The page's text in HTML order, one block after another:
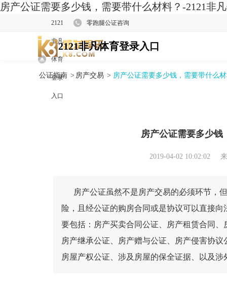
房产公证需要多少钱，需要带什么材料？-2121非
2121
非凡
体育
登录
入口
零跑腿公证咨询
2121非凡体育登录入口
公证指南 > 房产交易 > 房产公证需要多少钱，需要带什么
房产公证需要多少钱
2019-04-02 10:02:02
房产公证虽然不是房产交易的必须环节，
险，且经公证的购房合同或是协议可以直接
要包括：房产买卖合同公证、房产租赁合同
房产继承公证、房产赠与公证、房产侵害协
房屋产权公证、涉及房屋的保全证据、以及